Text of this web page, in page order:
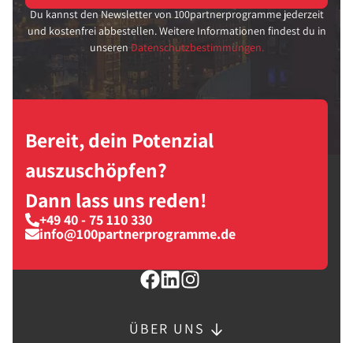
Du kannst den Newsletter von 100partnerprogramme jederzeit
und kostenfrei abbestellen. Weitere Informationen findest du in
unseren Datenschutzbestimmungen.
Bereit, dein Potenzial
auszuschöpfen?
Dann lass uns reden!
+49 40 - 75 110 330
info@100partnerprogramme.de
ÜBER UNS